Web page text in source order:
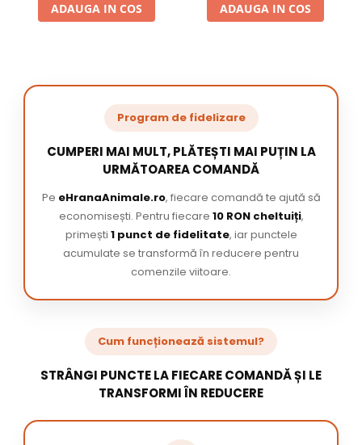
ADAUGA IN COS ADAUGA IN COS
Program de fidelizare
CUMPERI MAI MULT, PLĂTEȘTI MAI PUȚIN LA
URMĂTOAREA COMANDĂ
Pe eHranaAnimale.ro, fiecare comandă te ajută să
economisești. Pentru fiecare 10 RON cheltuiți,
primești 1 punct de fidelitate, iar punctele
acumulate se transformă în reducere pentru
comenzile viitoare.
Cum funcționează sistemul?
STRÂNGI PUNCTE LA FIECARE COMANDĂ ȘI LE
TRANSFORMI ÎN REDUCERE